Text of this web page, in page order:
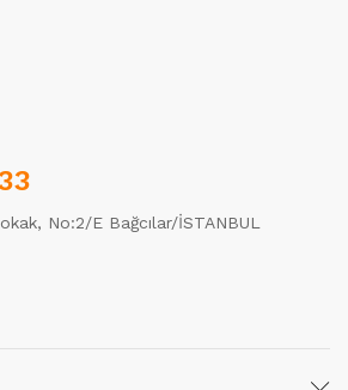
No:2/E Bağcılar/İSTANBUL